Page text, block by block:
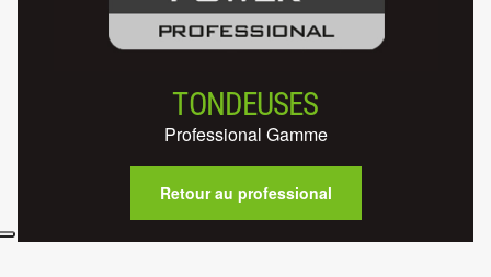
TONDEUSES
Professional Gamme
Retour au professional